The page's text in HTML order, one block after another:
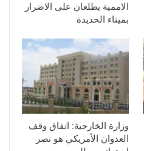
الاممية يطلعان على الاضرار
بميناء الحديدة
وزارة الخارجية: اتفاق وقف
العدوان الأمريكي هو نصر